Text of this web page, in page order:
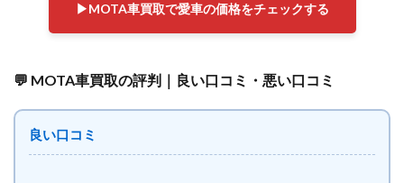
発回
別お
めサ
ービ
▶︎MOTA車買取で愛車の価格をチェックする
💬 MOTA車買取の評判｜良い口コミ・悪い口コミ
良い口コミ